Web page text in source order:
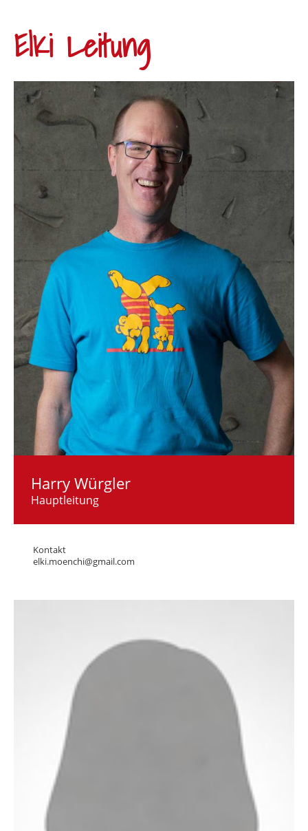
ElKi Leitung
Harry Würgler
Hauptleitung
Kontakt
elki.moenchi@gmail.com